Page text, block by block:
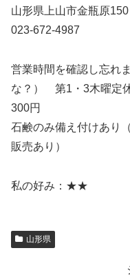
山形県上山市金瓶原
023-672-4987
営業時間を確認し忘れ
な？） 第1・3木曜定
300円
石鹸のみ備え付けあり
販売あり）
私の好み：★★
山形県